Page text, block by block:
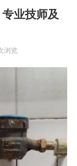
业技师及
浏览